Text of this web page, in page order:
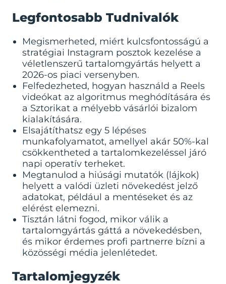
Legfontosabb Tudnivalók
Megismerheted, miért kulcsfontosságú a
stratégiai Instagram posztok kezelése a
véletlenszerű tartalomgyártás helyett a
2026-os piaci versenyben.
Felfedezheted, hogyan használd a Reels
videókat az algoritmus meghódítására és
a Sztorikat a mélyebb vásárlói bizalom
kialakítására.
Elsajátíthatsz egy 5 lépéses
munkafolyamatot, amellyel akár 50%-kal
csökkentheted a tartalomkezeléssel járó
napi operatív terheket.
Megtanulod a hiúsági mutatók (lájkok)
helyett a valódi üzleti növekedést jelző
adatokat, például a mentéseket és az
elérést elemezni.
Tisztán látni fogod, mikor válik a
tartalomgyártás gáttá a növekedésben,
és mikor érdemes profi partnerre bízni a
közösségi média jelenlétedet.
Tartalomjegyzék